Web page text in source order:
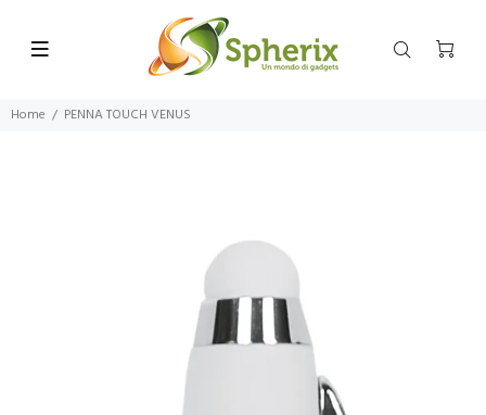
Home PENNA TOUCH VENUS